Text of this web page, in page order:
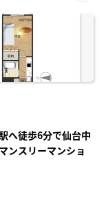
に入
へ徒歩6分で仙台中
ンスリーマンショ